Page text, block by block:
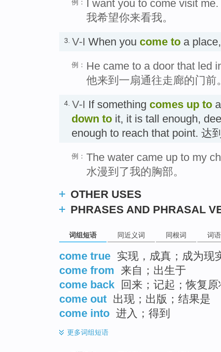
例：
I want you to come visit me.
我希望你来看我。
3. V-I When you come to a
例： He came to a door that led
他来到一扇通往走廊的门前
4. V-I If something comes up to
down to it, it is tall enough,
enough to reach that point. 达
例： The water came up to my
水漫到了我的胸部。
OTHER USES
PHRASES AND PHRASAL
词组短语 同近义词 同根词 词
come true 实现，成真；成为现
come from 来自；出生于
come back
回来；记起；恢复
come out 出现；出版；结果是
come into 进入；得到
更多词组短语